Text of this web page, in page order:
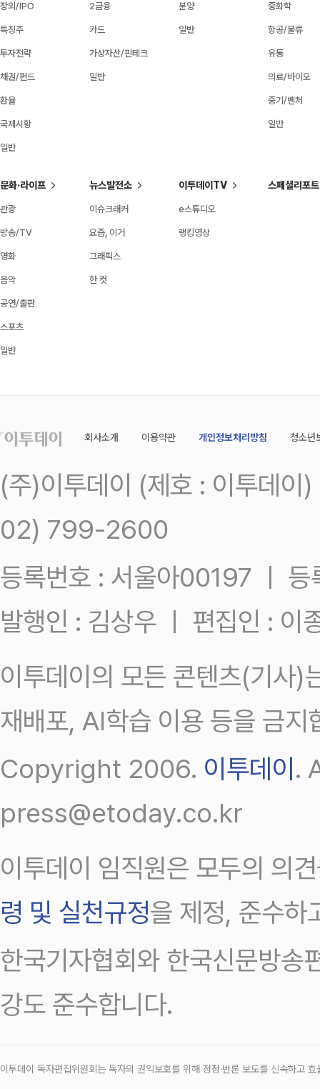
장외/IPO
특징주
투자전략
채권/펀드
환율
국제시황
일반
2금융
카드
가상자산/핀테크
일반
분양
일반
중화학
항공/물류
유통
의료/바이오
중기/벤처
일반
문화·라이프
관광
방송/TV
영화
음악
공연/출판
스포츠
일반
뉴스발전소
이슈크래커
요즘, 이거
그래픽스
한 컷
이투데이TV
e스튜디오
랭킹영상
스페셜리포트
회사소개 이용약관 개인정보처리방침 청소년
(주)이투데이 (제호 : 이투데
02) 799-2600
등록번호 : 서울아00197 ㅣ
발행인 : 김상우 ㅣ 편집인 : 이
이투데이의 모든 콘텐츠(기사)
재배포, AI학습 이용 등을 금지
Copyright 2006. 이투데이.
press@etoday.co.kr
이투데이 임직원은 모두의 의
령 및 실천규정을 제정, 준수하
한국기자협회와 한국신문방송
강도 준수합니다.
이투데이 독자편집위원회는 독자의 권익보호를 위해 정정‧반론 보도를 신속하고